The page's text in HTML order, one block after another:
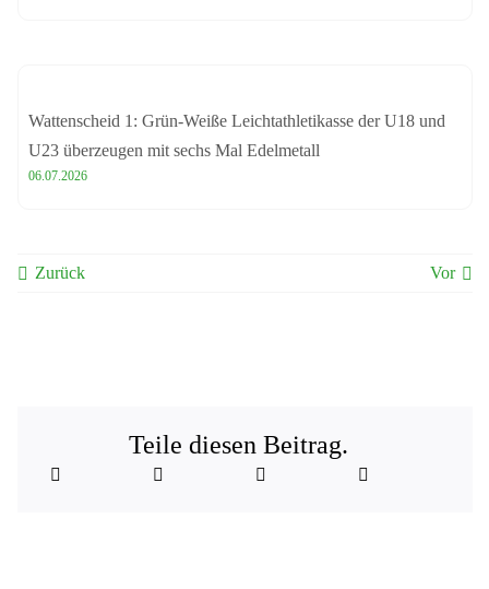
Wattenscheid 1: Grün-Weiße Leichtathletikasse der U18 und
U23 überzeugen mit sechs Mal Edelmetall
06.07.2026
Zurück Vor
Teile diesen Beitrag.